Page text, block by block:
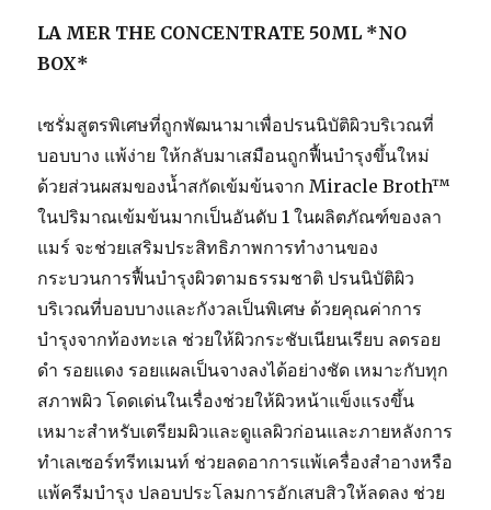
LA MER THE CONCENTRATE 50ML *NO
BOX*
เซรั่มสูตรพิเศษที่ถูกพัฒนามาเพื่อปรนนิบัติผิวบริเวณที่
บอบบาง แพ้ง่าย ให้กลับมาเสมือนถูกฟื้นบำรุงขึ้นใหม่
ด้วยส่วนผสมของน้ำสกัดเข้มข้นจาก Miracle Broth™
ในปริมาณเข้มข้นมากเป็นอันดับ 1 ในผลิตภัณฑ์ของลา
แมร์ จะช่วยเสริมประสิทธิภาพการทำงานของ
กระบวนการฟื้นบำรุงผิวตามธรรมชาติ ปรนนิบัติผิว
บริเวณที่บอบบางและกังวลเป็นพิเศษ ด้วยคุณค่าการ
บำรุงจากท้องทะเล ช่วยให้ผิวกระชับเนียนเรียบ ลดรอย
ดำ รอยแดง รอยแผลเป็นจางลงได้อย่างชัด เหมาะกับทุก
สภาพผิว โดดเด่นในเรื่องช่วยให้ผิวหน้าแข็งแรงขึ้น
เหมาะสำหรับเตรียมผิวและดูแลผิวก่อนและภายหลังการ
ทำเลเซอร์ทรีทเมนท์ ช่วยลดอาการแพ้เครื่องสำอางหรือ
แพ้ครีมบำรุง ปลอบประโลมการอักเสบสิวให้ลดลง ช่วย